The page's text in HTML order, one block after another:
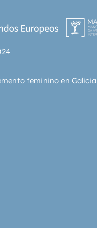
feminino en Galicia